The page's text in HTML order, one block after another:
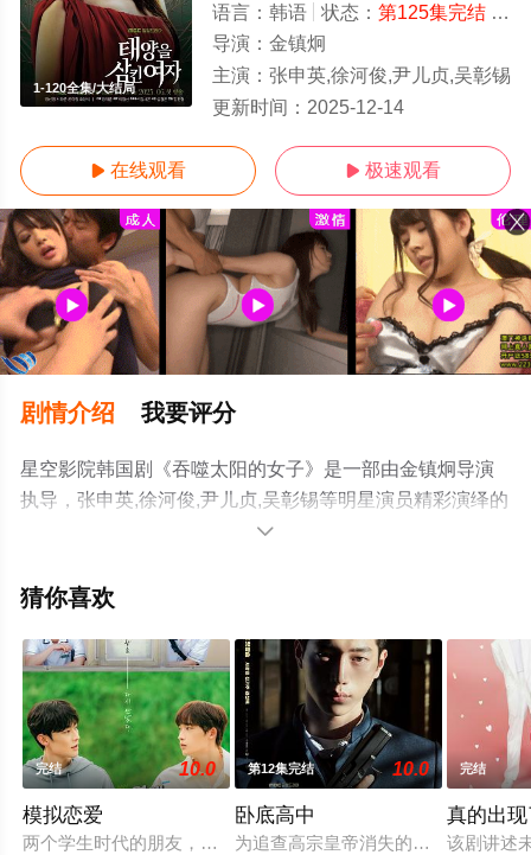
1-120全集/大结局
语言： 韩语 状态： 第125集完结- 免费在线观看
导演： 金镇炯
主演： 张申英,徐河俊,尹儿贞,吴彰锡
更新时间： 2025-12-14
 在线观看  极速观看
剧情介绍 我要评分
星空影院韩国剧《吞噬太阳的女子》是一部由金镇炯导演
执导，张申英,徐河俊,尹儿贞,吴彰锡等明星演员精彩演绎的
韩国电视剧，大结局剧情已揭晓（1-120全集），手机免费
相关信息可移步至豆瓣电视剧、电视猫或剧情网等平台了

猜你喜欢
完结 10.0
模拟恋爱
两个学生时代的朋友，在工作中再次相遇，并一起研制一款恋
第12集完结 10.0
卧底高中
为追查高宗皇帝消失的金条而伪装成
完结
真的出
该剧讲述